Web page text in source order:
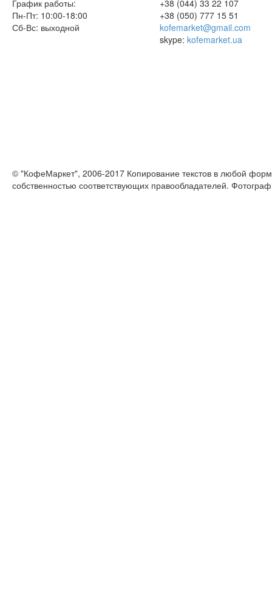
График работы:
Пн-Пт: 10:00-18:00
Сб-Вс: выходной
+38 (044) 33 22 107
+38 (050) 777 15 51
kofemarket@gmail.com
skype: kofemarket.ua
© "КофеМаркет", 2006-2017 Копирование текстов в любой
собственностью соответствующих правообладателей.